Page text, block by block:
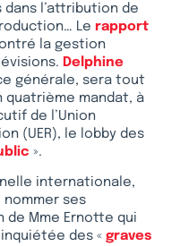
l’attribution de
Le rapport
la gestion
Delphine
générale, sera tout
quatrième mandat, à
de l’Union
(UER), le lobby des
».
internationale,
ses
de Mme Ernotte qui
des « graves